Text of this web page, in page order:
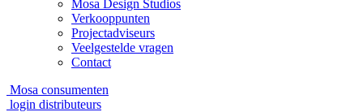
Mosa Design Studios
Verkooppunten
Projectadviseurs
Veelgestelde vragen
Contact
Mosa consumenten
login distributeurs